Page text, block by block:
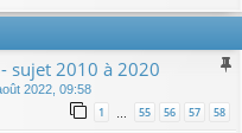
sujet 2010 à 2020
2022, 09:58
1 … 55 56 57 58